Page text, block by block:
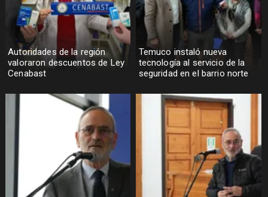
Autoridades de la región
valoraron descuentos de Ley
Cenabast
Temuco instaló nueva
tecnología al servicio de la
seguridad en el barrio norte